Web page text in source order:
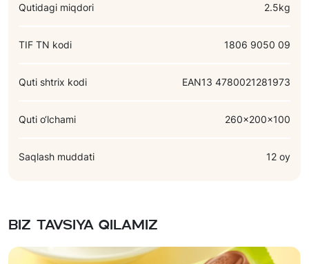
Qutidagi miqdori 2.5kg
TIF TN kodi 1806 9050 09
Quti shtrix kodi EAN13 4780021281973
Quti o‘lchami 260x200x100
Saqlash muddati 12 oy
Biz tavsiya qilamiz